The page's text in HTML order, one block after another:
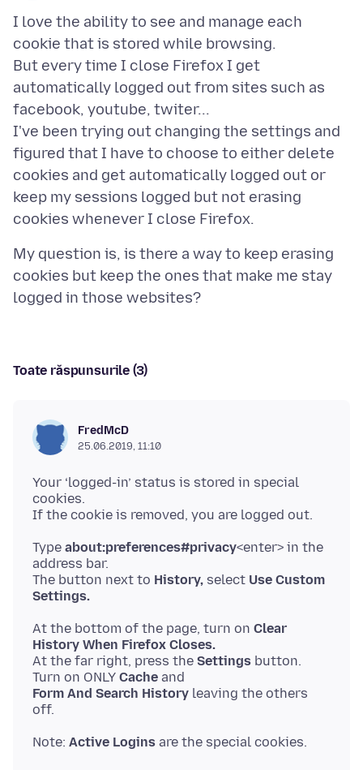
I love the ability to see and manage each
cookie that is stored while browsing.
But every time I close Firefox I get
automatically logged out from sites such as
facebook, youtube, twiter...
I've been trying out changing the settings and
figured that I have to choose to either delete
cookies and get automatically logged out or
keep my sessions logged but not erasing
My question is, is there a way to keep erasing
cookies but keep the ones that make me stay
Toate răspunsurile (3)
FredMcD
25.06.2019, 11:10
Your ‘logged-in’ status is stored in special
cookies.
Type about:preferences#privacy<enter> in the
address bar.
The button next to History, select Use Custom
Settings.
At the bottom of the page, turn on Clear
History When Firefox Closes.
At the far right, press the Settings button.
Turn on ONLY Cache
Form And Search History leaving the others
Note: Active Logins